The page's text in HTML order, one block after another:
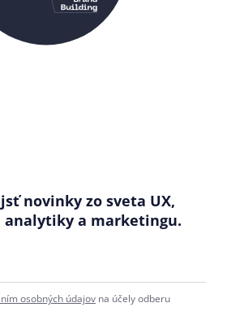
novinky zo sveta UX,
analytiky a marketingu.
osobných údajov na účely odberu